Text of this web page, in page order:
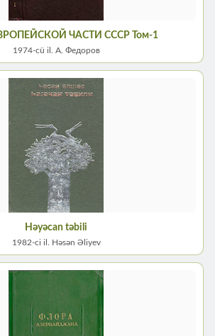
ЧАСТИ СССР Том-1
1974-сü il. А. Федоров
Həyəcan təbili
1982-ci il. Həsən Əliyev